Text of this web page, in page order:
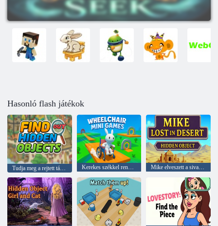
Hasonló flash játékok
Tudja meg a rejtett tárgyat Kerekes székkel rendelkező mini játékok Mike elveszett a sivatagban rejtett tárgy